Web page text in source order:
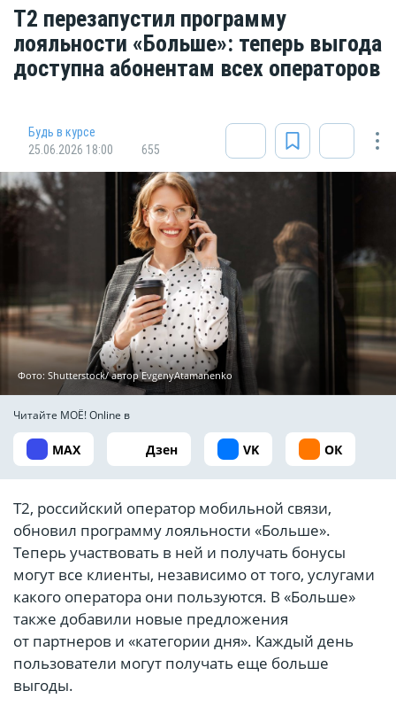
Т2 перезапустил программу
лояльности «Больше»: теперь выгода
доступна абонентам всех операторов
Будь в курсе
25.06.2026 18:00
655
Фото: Shutterstock/ автор EvgenyAtamanenko
Читайте МОЁ! Online в
MAX Дзен VK ОК
Т2, российский оператор мобильной связи,
обновил программу лояльности «Больше».
Теперь участвовать в ней и получать бонусы
могут все клиенты, независимо от того, услугами
какого оператора они пользуются. В «Больше»
также добавили новые предложения
от партнеров и «категории дня». Каждый день
пользователи могут получать еще больше
выгоды.